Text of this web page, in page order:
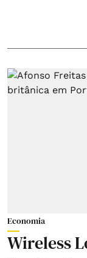
Economia
Wireless